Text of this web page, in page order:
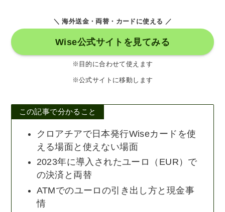
＼ 海外送金・両替・カードに使える ／
Wise公式サイトを見てみる
※目的に合わせて使えます
※公式サイトに移動します
この記事で分かること
クロアチアで日本発行Wiseカードを使
える場面と使えない場面
2023年に導入されたユーロ（EUR）で
の決済と両替
ATMでのユーロの引き出し方と現金事
情